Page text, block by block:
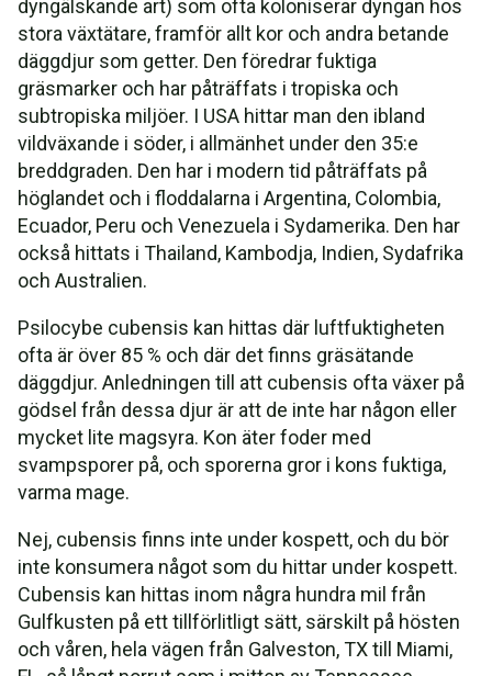
dyngälskande art) som ofta koloniserar dyngan hos
stora växtätare, framför allt kor och andra betande
däggdjur som getter. Den föredrar fuktiga
gräsmarker och har påträffats i tropiska och
subtropiska miljöer. I USA hittar man den ibland
vildväxande i söder, i allmänhet under den 35:e
breddgraden. Den har i modern tid påträffats på
höglandet och i floddalarna i Argentina, Colombia,
Ecuador, Peru och Venezuela i Sydamerika. Den har
också hittats i Thailand, Kambodja, Indien, Sydafrika
och Australien.
Psilocybe cubensis kan hittas där luftfuktigheten
ofta är över 85 % och där det finns gräsätande
däggdjur. Anledningen till att cubensis ofta växer på
gödsel från dessa djur är att de inte har någon eller
mycket lite magsyra. Kon äter foder med
svampsporer på, och sporerna gror i kons fuktiga,
varma mage.
Nej, cubensis finns inte under kospett, och du bör
inte konsumera något som du hittar under kospett.
Cubensis kan hittas inom några hundra mil från
Gulfkusten på ett tillförlitligt sätt, särskilt på hösten
och våren, hela vägen från Galveston, TX till Miami,